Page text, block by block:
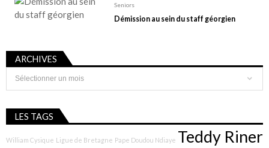
Seniors
Démission au sein du staff géorgien
ARCHIVES
Archives
LES TAGS
William Cysique Ligue de Bretagne Pape Doudou Ndiaye Teddy Riner